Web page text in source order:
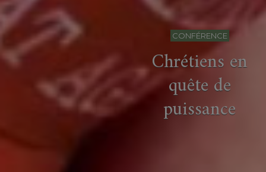
CONFÉRENCE
Chrétiens en
quête de
puissance